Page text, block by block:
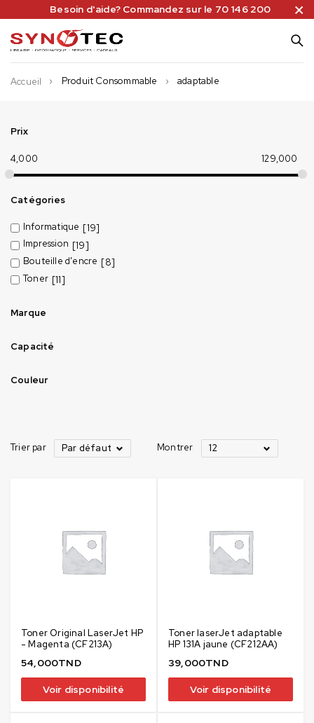
Besoin d'aide? Commandez sur le 70 146 200
Accueil Produit Consommable adaptable
Prix
4,000 129,000
Catégories
Informatique [19]
Impression [19]
Bouteille d'encre [8]
Toner [11]
Marque
Capacité
Couleur
Trier par Par défaut Montrer 12
Toner Original LaserJet HP
- Magenta (CF213A)
54,000TND
Voir disponibilité
Toner laserJet adaptable
HP 131A jaune (CF212AA)
39,000TND
Voir disponibilité